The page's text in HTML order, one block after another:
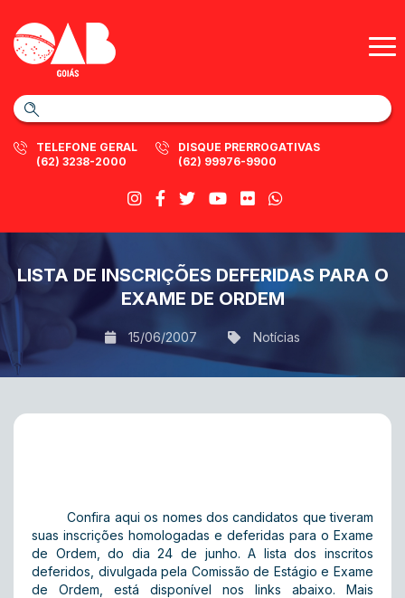
TELEFONE GERAL
(62) 3238-2000
DISQUE PRERROGATIVAS
(62) 99976-9900
LISTA DE INSCRIÇÕES DEFERIDAS PARA O
EXAME DE ORDEM
15/06/2007 Notícias
Confira aqui os nomes dos candidatos que tiveram
suas inscrições homologadas e deferidas para o Exame
de Ordem, do dia 24 de junho. A lista dos inscritos
deferidos, divulgada pela Comissão de Estágio e Exame
de Ordem, está disponível nos links abaixo. Mais